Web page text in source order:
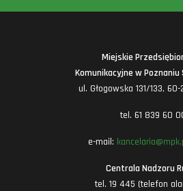
Miejskie
Komunikacyjne w Poznaniu
ul. Głogowska 131/133,
tel. 61 839 60
e-mail:
Centrala Nadzoru
tel. 19 445 (telefon